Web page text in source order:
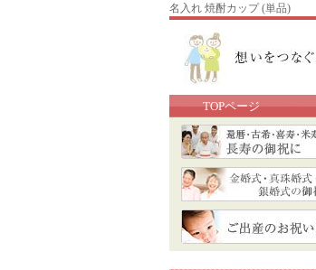
名入れ 焼酎カップ (単品)
TOPページ